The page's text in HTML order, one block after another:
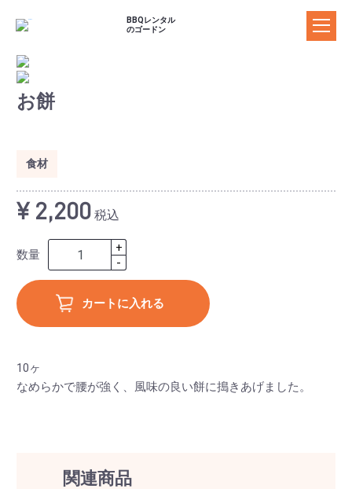
BBQレンタル
のゴードン
ゴードンのBBQレンタル
BBQ場の案内
施設の特長からBBQ場を探す
マップからBBQ場を探す
おすすめBBQ場
お客様の声 ご利用ガイド
お餅
食材
¥ 2,200 税込
数量
+
-
カートに入れる
10ヶ
なめらかで腰が強く、風味の良い餅に搗きあげました。
関連商品